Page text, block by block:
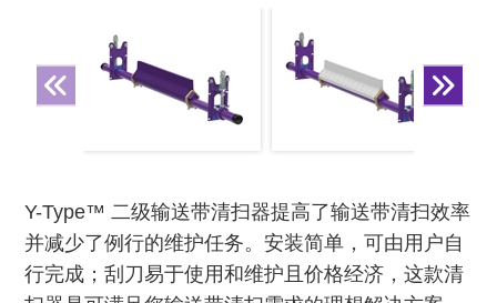
Y-Type™ 二级输送带清扫器提高了输送带清扫效率
并减少了例行的维护任务。安装简单，可由用户自
行完成；刮刀易于使用和维护且价格经济，这款清